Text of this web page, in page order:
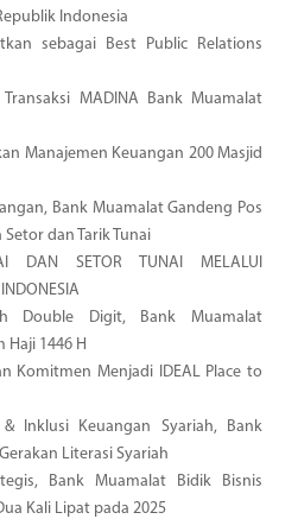
Indonesia
sebagai Best Public Relations
MADINA Bank Muamalat
Manajemen Keuangan 200 Masjid
Bank Muamalat Gandeng Pos
dan Tarik Tunai
DAN SETOR TUNAI MELALUI
Double Digit, Bank Muamalat
1446 H
Komitmen Menjadi IDEAL Place to
Inklusi Keuangan Syariah, Bank
Literasi Syariah
Bank Muamalat Bidik Bisnis
Kali Lipat pada 2025